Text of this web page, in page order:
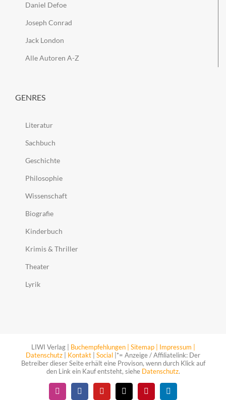
Daniel Defoe
Joseph Conrad
Jack London
Alle Autoren A-Z
GENRES
Literatur
Sachbuch
Geschichte
Philosophie
Wissenschaft
Biografie
Kinderbuch
Krimis & Thriller
Theater
Lyrik
LIWI Verlag | Buchempfehlungen | Sitemap | Impressum |
Datenschutz
Kontakt Social |*= Anzeige / Affiliatelink: Der
Betreiber dieser Seite erhält eine Provison, wenn durch Klick auf
den Link ein Kauf entsteht, siehe Datenschutz.
InstagramFacebookYouTube
X PinterestLinkedIn